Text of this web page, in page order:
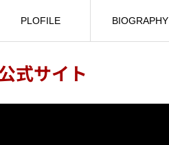
式サイト
PLOFILE BIOGRAPHY